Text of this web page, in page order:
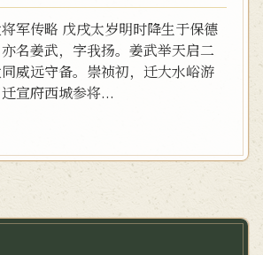
军传略 戊戌太岁明时降生于保德
名姜武，字我扬。姜武举天启二
威远守备。崇祯初，迁大水峪游
宣府西城参将...